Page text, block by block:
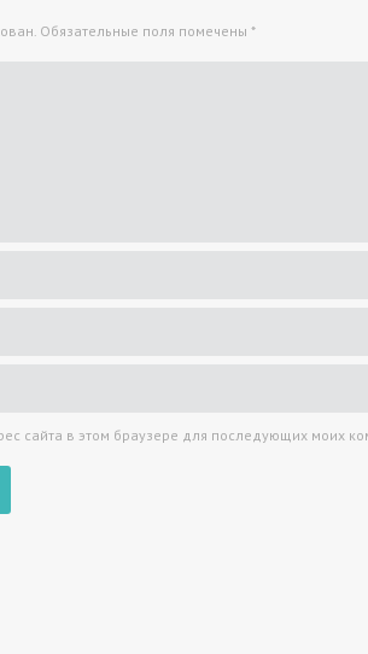
Обязательные поля помечены *
сайта в этом браузере для последующих моих